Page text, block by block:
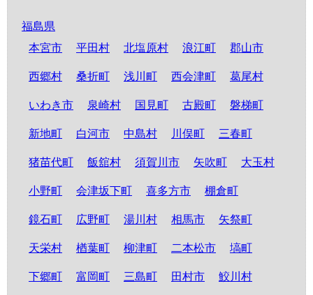
福島県
本宮市
平田村 北塩原村 浪江町 郡山市
西郷村 桑折町 浅川町 西会津町 葛尾村
いわき市 泉崎村 国見町 古殿町 磐梯町
新地町 白河市 中島村 川俣町 三春町
猪苗代町 飯舘村 須賀川市 矢吹町 大玉村
小野町 会津坂下町 喜多方市 棚倉町
鏡石町 広野町 湯川村 相馬市 矢祭町
天栄村 楢葉町 柳津町 二本松市 塙町
下郷町 富岡町 三島町 田村市 鮫川村